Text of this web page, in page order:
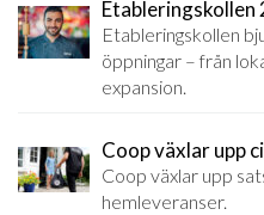
Etableringskollen
Etableringskollen
öppningar – från
expansion.
Coop växlar upp
Coop växlar upp
hemleveranser.